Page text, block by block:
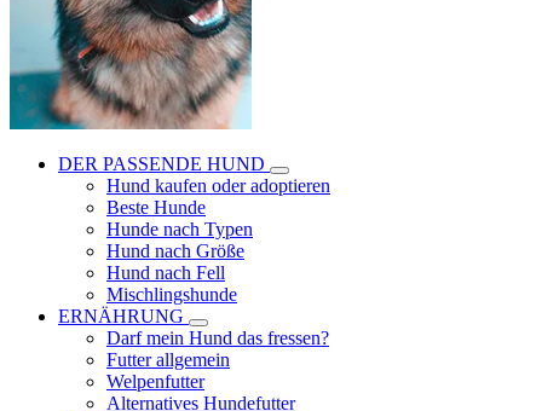
DER PASSENDE HUND
Hund kaufen oder adoptieren
Beste Hunde
Hunde nach Typen
Hund nach Größe
Hund nach Fell
Mischlingshunde
ERNÄHRUNG
Darf mein Hund das fressen?
Futter allgemein
Welpenfutter
Alternatives Hundefutter